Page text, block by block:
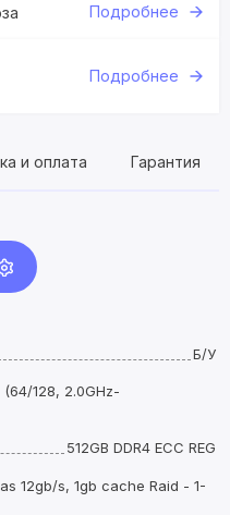
Подробнее
Подробнее
и оплата Гарантия
Б/У
(64/128, 2.0GHz-
512GB DDR4 ECC REG
12gb/s, 1gb cache Raid - 1-